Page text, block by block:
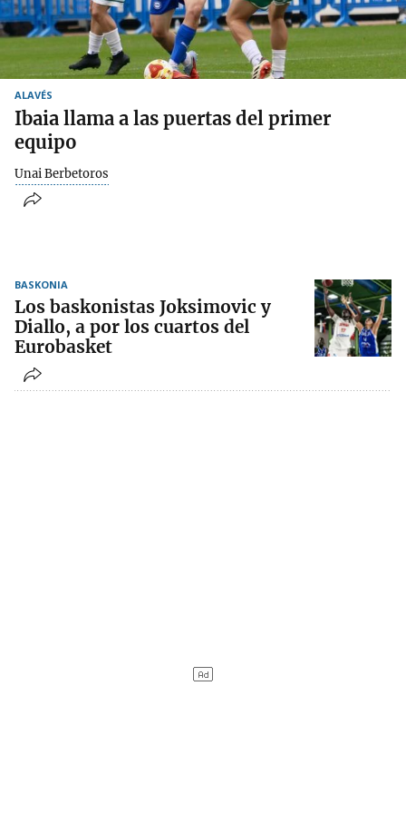
ALAVÉS
Ibaia llama a las puertas del primer
equipo
Unai Berbetoros
BASKONIA
Los baskonistas Joksimovic y
Diallo, a por los cuartos del
Eurobasket